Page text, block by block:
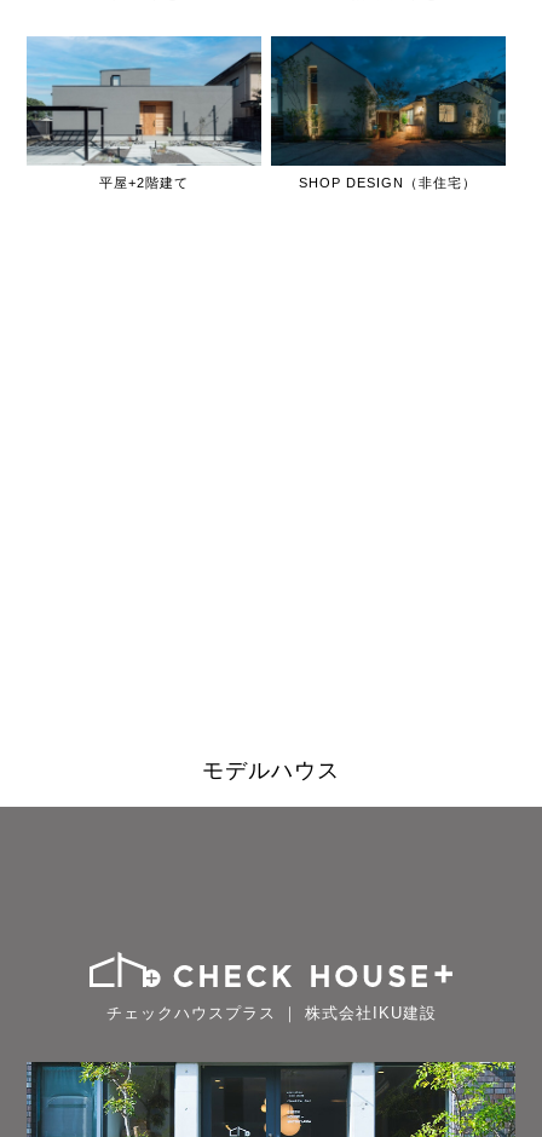
平屋+2階建て SHOP DESIGN（非住宅）
モデルハウス
チェックハウスプラス ｜ 株式会社IKU建設